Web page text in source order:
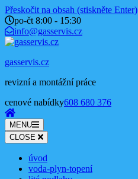
Přeskočit na obsah (stiskněte Enter)
po-čt 8:00 - 15:30
info@gasservis.cz
gasservis.cz
revizní a montážní práce
cenové nabídky608 680 376
MENU
CLOSE
úvod
voda-plyn-topení